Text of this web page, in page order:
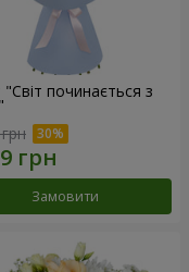
"Світ починається з
Замовити